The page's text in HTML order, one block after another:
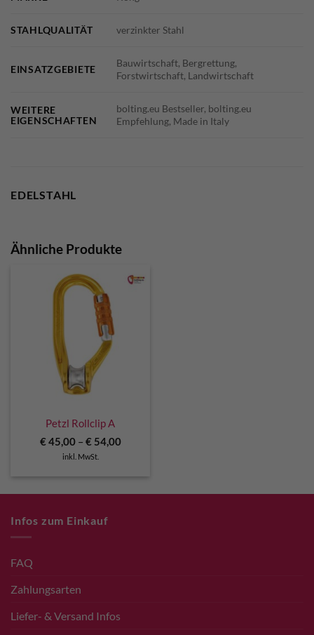
STAHLQUALITÄT verzinkter Stahl
EINSATZGEBIETE
Bauwirtschaft, Bergrettung,
Forstwirtschaft, Landwirtschaft
WEITERE
EIGENSCHAFTEN
bolting.eu Bestseller, bolting.eu
Empfehlung, Made in Italy
EDELSTAHL
Ähnliche Produkte
Petzl Rollclip A
€45,00– €54,00
inkl. MwSt.
Infos zum Einkauf
FAQ
Zahlungsarten
Liefer- & Versand Infos